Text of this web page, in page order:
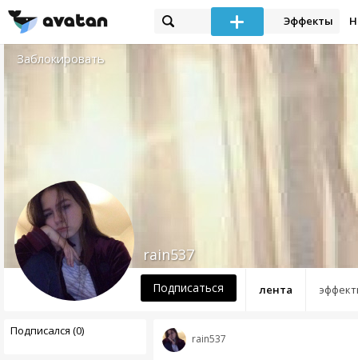
Эффекты
Заблокировать
лента
rain537
Подписаться
Подписался (0)
rain537